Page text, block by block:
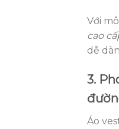
Với
cao
dễ
3.
Áo